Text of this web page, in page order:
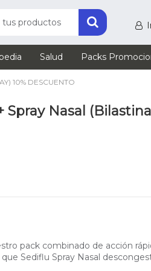
Salud Packs
10% DESCUENTO
Nasal
pack combinado de acción
Sediflu Spray Nasal